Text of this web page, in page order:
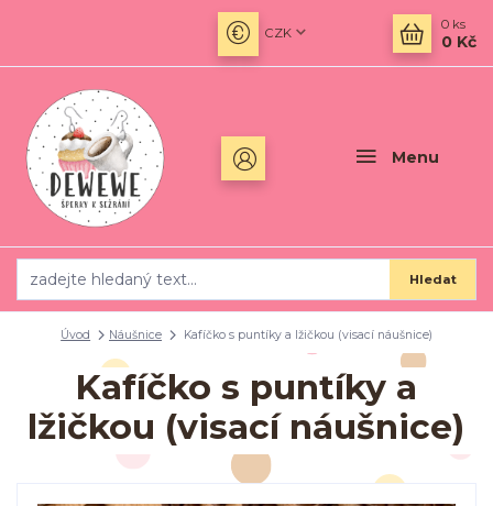
Menu
CZK
Hledat
0 ks
0 Kč
Úvod Náušnice Kafíčko s puntíky a lžičkou (visací náušnice)
Kafíčko s puntíky a
lžičkou (visací náušnice)